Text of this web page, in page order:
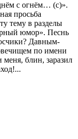
с огнём… (с)».
просьба
тему в разделы
юмор». Песнь
Давным-
по имени
блин, заразил